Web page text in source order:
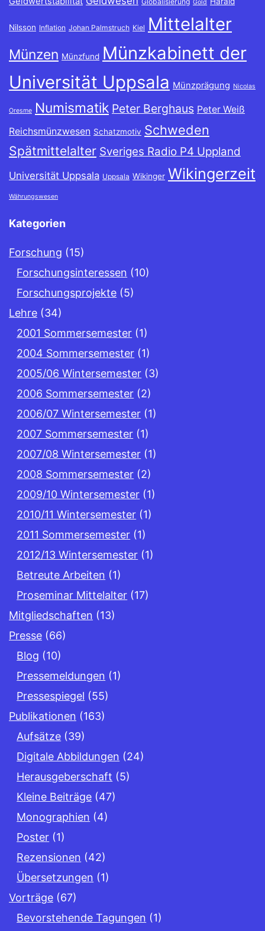
Gold
Nilsson Inflation Johan Palmstruch Kiel Mittelalter
Münzen Münzfund Münzkabinett der
Universität Uppsala Münzprägung Nicolas
Oresme Numismatik Peter Berghaus Peter Weiß
Reichsmünzwesen Schatzmotiv Schweden
Spätmittelalter Sveriges Radio P4 Uppland
Universität Uppsala Uppsala Wikinger Wikingerzeit
Währungswesen
Kategorien
Forschung (15)
Forschungsinteressen (10)
Forschungsprojekte (5)
Lehre (34)
2001 Sommersemester (1)
2004 Sommersemester (1)
2005/06 Wintersemester (3)
2006 Sommersemester (2)
2006/07 Wintersemester (1)
2007 Sommersemester (1)
2007/08 Wintersemester (1)
2008 Sommersemester (2)
2009/10 Wintersemester (1)
2010/11 Wintersemester (1)
2011 Sommersemester (1)
2012/13 Wintersemester (1)
Betreute Arbeiten (1)
Proseminar Mittelalter (17)
Mitgliedschaften (13)
Presse (66)
Blog (10)
Pressemeldungen (1)
Pressespiegel (55)
Publikationen (163)
Aufsätze (39)
Digitale Abbildungen (24)
Herausgeberschaft (5)
Kleine Beiträge (47)
Monographien (4)
Poster (1)
Rezensionen (42)
Übersetzungen (1)
Vorträge (67)
Bevorstehende Tagungen (1)